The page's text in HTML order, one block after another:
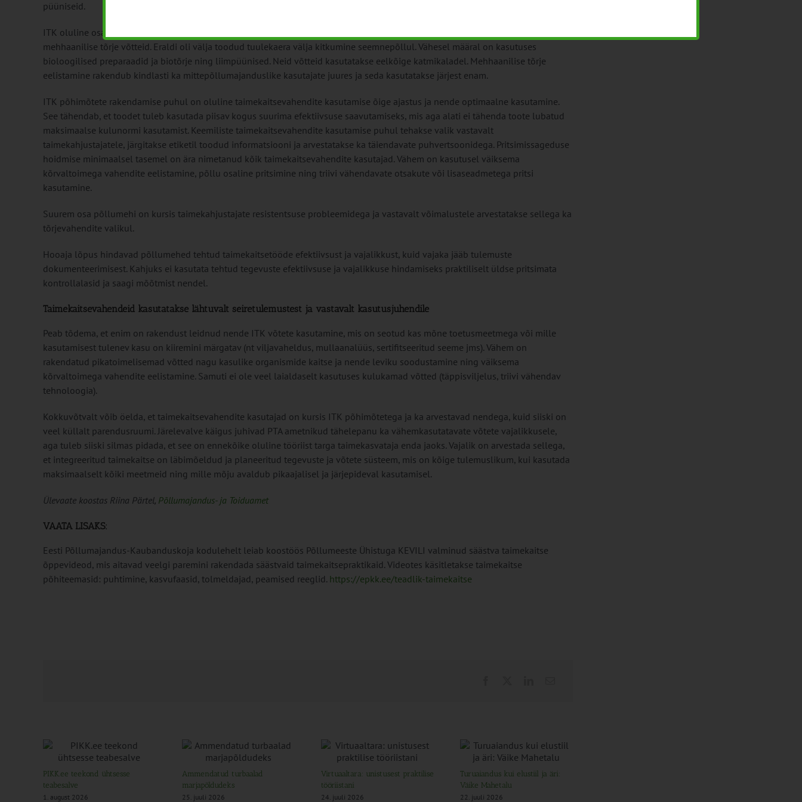
püüniseid.
ITK oluline osa on keemiavaba tõrje eelistamine ja põllumajandustootjad kasutavad nii kündi, randaalimist kui muid
mehhaanilise tõrje võtteid. Eraldi oli välja toodud tuulekaera välja kitkumine seemnepõllul. Vähesel määral on kasutuses
bioloogilised preparaadid ja biotõrje ning liimpüünised. Neid võtteid kasutatakse eelkõige katmikaladel. Mehhaanilise tõrje
eelistamine rakendub kindlasti ka mittepõllumajanduslike kasutajate juures ja seda kasutatakse järjest enam.
ITK põhimõtete rakendamise puhul on oluline taimekaitsevahendite kasutamise õige ajastus ja nende optimaalne kasutamine.
See tähendab, et toodet tuleb kasutada piisav kogus suurima efektiivsuse saavutamiseks, mis aga alati ei tähenda toote lubatud
maksimaalse kulunormi kasutamist. Keemiliste taimekaitsevahendite kasutamise puhul tehakse valik vastavalt
taimekahjustajatele, järgitakse etiketil toodud informatsiooni ja arvestatakse ka täiendavate puhvertsoonidega. Pritsimissageduse
hoidmise minimaalsel tasemel on ära nimetanud kõik taimekaitsevahendite kasutajad. Vähem on kasutusel väiksema
kõrvaltoimega vahendite eelistamine, põllu osaline pritsimine ning triivi vähendavate otsakute või lisaseadmetega pritsi
kasutamine.
Suurem osa põllumehi on kursis taimekahjustajate resistentsuse probleemidega ja vastavalt võimalustele arvestatakse sellega ka
tõrjevahendite valikul.
Hooaja lõpus hindavad põllumehed tehtud taimekaitsetööde efektiivsust ja vajalikkust, kuid vajaka jääb tulemuste
dokumenteerimisest. Kahjuks ei kasutata tehtud tegevuste efektiivsuse ja vajalikkuse hindamiseks praktiliselt üldse pritsimata
kontrollalasid ja saagi mõõtmist nendel.
Taimekaitsevahendeid kasutatakse lähtuvalt seiretulemustest ja vastavalt kasutusjuhendile
Peab tõdema, et enim on rakendust leidnud nende ITK võtete kasutamine, mis on seotud kas mõne toetusmeetmega või mille
kasutamisest tulenev kasu on kiiremini märgatav (nt viljavaheldus, mullaanalüüs, sertifitseeritud seeme jms). Vähem on
rakendatud pikatoimelisemad võtted nagu kasulike organismide kaitse ja nende leviku soodustamine ning väiksema
kõrvaltoimega vahendite eelistamine. Samuti ei ole veel laialdaselt kasutuses kulukamad võtted (täppisviljelus, triivi vähendav
tehnoloogia).
Kokkuvõtvalt võib öelda, et taimekaitsevahendite kasutajad on kursis ITK põhimõtetega ja ka arvestavad nendega, kuid siiski on
veel küllalt parendusruumi. Järelevalve käigus juhivad PTA ametnikud tähelepanu ka vähemkasutatavate võtete vajalikkusele,
aga tuleb siiski silmas pidada, et see on ennekõike oluline tööriist targa taimekasvataja enda jaoks. Vajalik on arvestada sellega,
et integreeritud taimekaitse on läbimõeldud ja planeeritud tegevuste ja võtete süsteem, mis on kõige tulemuslikum, kui kasutada
maksimaalselt kõiki meetmeid ning mille mõju avaldub pikaajalisel ja järjepideval kasutamisel.
Ülevaate koostas Riina Pärtel, Põllumajandus- ja Toiduamet
VAATA LISAKS:
Eesti Põllumajandus-Kaubanduskoja kodulehelt leiab koostöös Põllumeeste Ühistuga KEVILI valminud säästva taimekaitse
õppevideod, mis aitavad veelgi paremini rakendada säästvaid taimekaitsepraktikaid. Videotes käsitletakse taimekaitse
põhiteemasid: puhtimine, kasvufaasid, tolmeldajad, peamised reeglid. https://epkk.ee/teadlik-taimekaitse
PIKK.ee teekond ühtsesse
teabesalve
1. august 2026
Ammendatud turbaalad
marjapõldudeks
25. juuli 2026
Virtuaaltara: unistusest praktilise
tööriistani
24. juuli 2026
Turuaiandus kui elustiil ja äri:
Väike Mahetalu
22. juuli 2026